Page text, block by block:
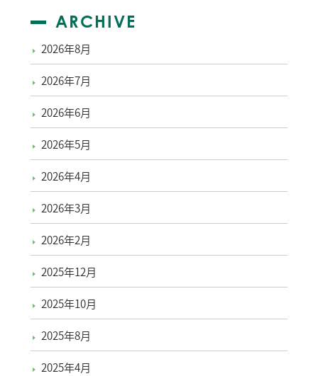
ARCHIVE
2026年8月
2026年7月
2026年6月
2026年5月
2026年4月
2026年3月
2026年2月
2025年12月
2025年10月
2025年8月
2025年4月